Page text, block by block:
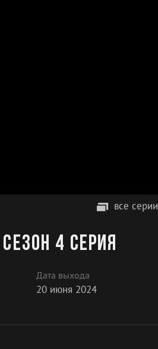
все серии
4 серия
Дата выхода
20 июня 2024